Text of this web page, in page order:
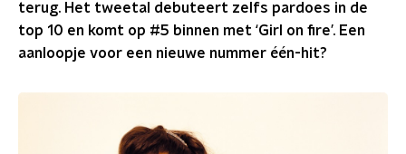
terug. Het tweetal debuteert zelfs pardoes in de
top 10 en komt op #5 binnen met ‘Girl on fire’. Een
aanloopje voor een nieuwe nummer één-hit?